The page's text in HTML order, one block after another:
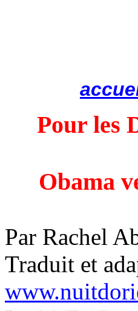
Pour les
Obama
Par Rachel
Traduit et